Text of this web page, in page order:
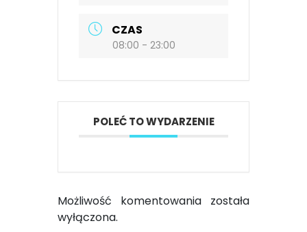
CZAS
08:00 - 23:00
POLEĆ TO WYDARZENIE
Możliwość komentowania została
wyłączona.